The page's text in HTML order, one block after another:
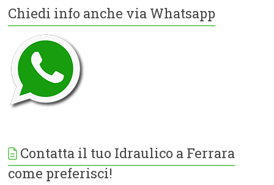
Chiedi info anche via Whatsapp
Contatta il tuo Idraulico a Ferrara
come preferisci!